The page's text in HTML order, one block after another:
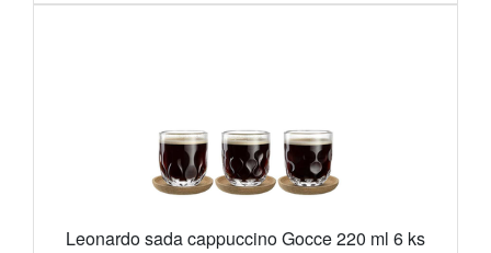
Leonardo sada cappuccino Gocce 220 ml 6 ks